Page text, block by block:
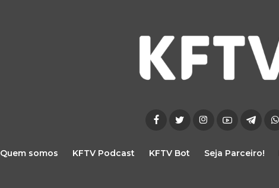
Quem somos KFTV Podcast KFTV Bot Seja Parceiro!